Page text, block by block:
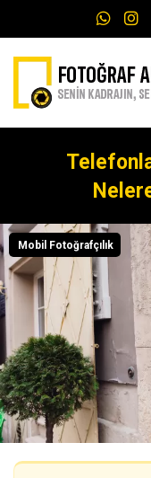
Mobil Fotoğrafçılık